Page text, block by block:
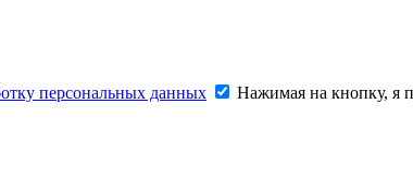
персональных данных
Нажимая на кнопку, я